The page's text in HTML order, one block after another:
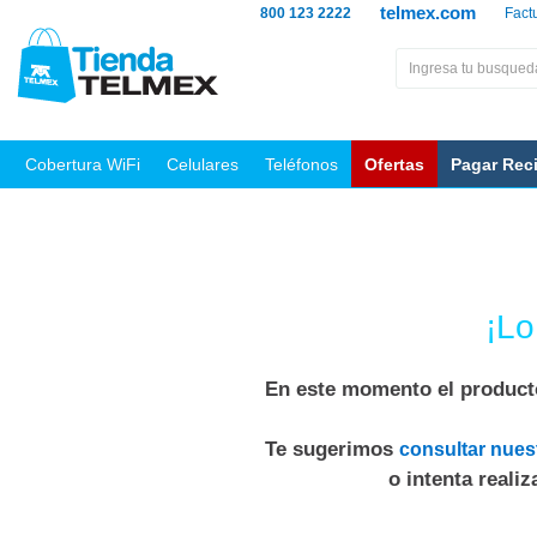
telmex.com
800 123 2222
Cobertura WiFi Celulares Teléfonos Ofertas Pagar
En este momento el
Te sugerimos consultar
o intenta